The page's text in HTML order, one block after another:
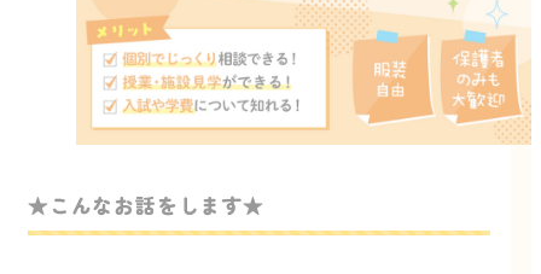
★こんなお話をします★